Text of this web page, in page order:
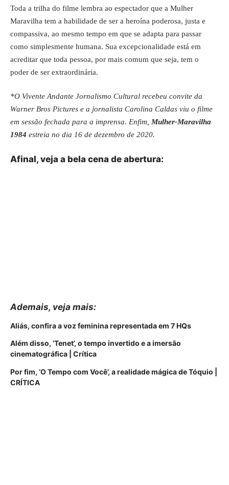
Toda a trilha do filme lembra ao espectador que a Mulher
Maravilha tem a habilidade de ser a heroína poderosa, justa e
compassiva, ao mesmo tempo em que se adapta para passar
como simplesmente humana. Sua excepcionalidade está em
acreditar que toda pessoa, por mais comum que seja, tem o
poder de ser extraordinária.
*O Vivente Andante Jornalismo Cultural recebeu convite da
Warner Bros Pictures e a jornalista Carolina Caldas viu o filme
em sessão fechada para a imprensa. Enfim, Mulher-Maravilha
1984 estreia no dia 16 de dezembro de 2020.
Afinal, veja a bela cena de abertura:
Ademais, veja mais:
Aliás, confira a voz feminina representada em 7 HQs
Além disso, ‘Tenet’, o tempo invertido e a imersão
cinematográfica | Crítica
Por fim, ‘O Tempo com Você’, a realidade mágica de Tóquio |
CRÍTICA